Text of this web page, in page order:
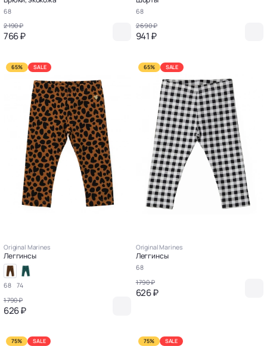
68
2 190 ₽
766 ₽
68
2 690 ₽
941 ₽
65% SALE
Original Marines
Леггинсы
68
74
1 790 ₽
626 ₽
65% SALE
Original Marines
Леггинсы
68
1 790 ₽
626 ₽
75% SALE 75% SALE